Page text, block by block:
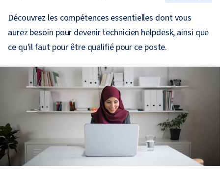
Découvrez les compétences essentielles dont vous
aurez besoin pour devenir technicien helpdesk, ainsi que
ce qu'il faut pour être qualifié pour ce poste.